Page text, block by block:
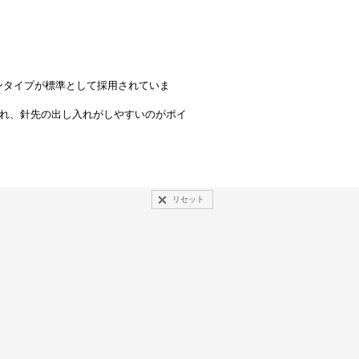
イプが標準として採用されていま
、針先の出し入れがしやすいのがポイ
リセット